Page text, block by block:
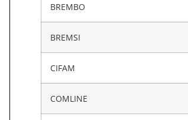
BREMBO
BREMSI
CIFAM
COMLINE